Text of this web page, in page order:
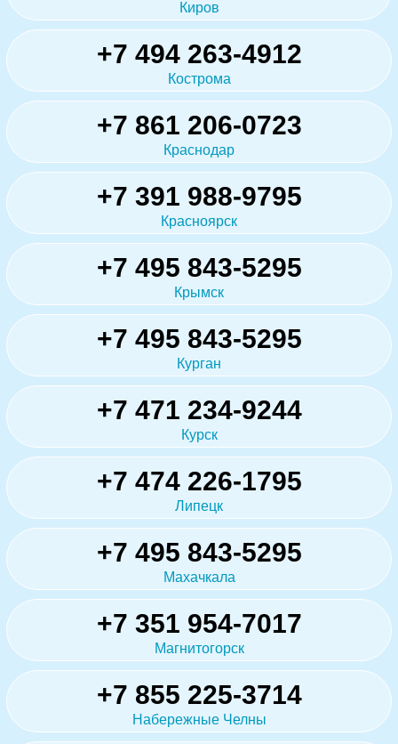
Киров
+7 494 263-4912
Кострома
+7 861 206-0723
Краснодар
+7 391 988-9795
Красноярск
+7 495 843-5295
Крымск
+7 495 843-5295
Курган
+7 471 234-9244
Курск
+7 474 226-1795
Липецк
+7 495 843-5295
Махачкала
+7 351 954-7017
Магнитогорск
+7 855 225-3714
Набережные Челны